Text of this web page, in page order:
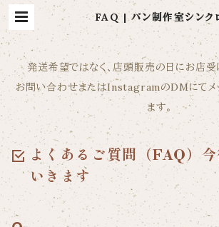
FAQ | パン制作室シンク
発送希望ではなく、店頭販売の日にお店受
お問い合わせまたはInstagramのDMにてメ
ます。
よくあるご質問（FAQ）
いきます